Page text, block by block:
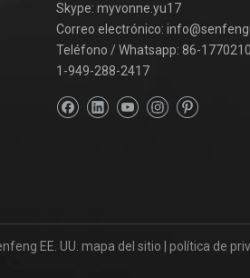
Skype: myvonne.yu17
Correo electrónico:
Teléfono / Whatsapp: 86-
1-949-288-2417
EE. UU. mapa del sitio política de